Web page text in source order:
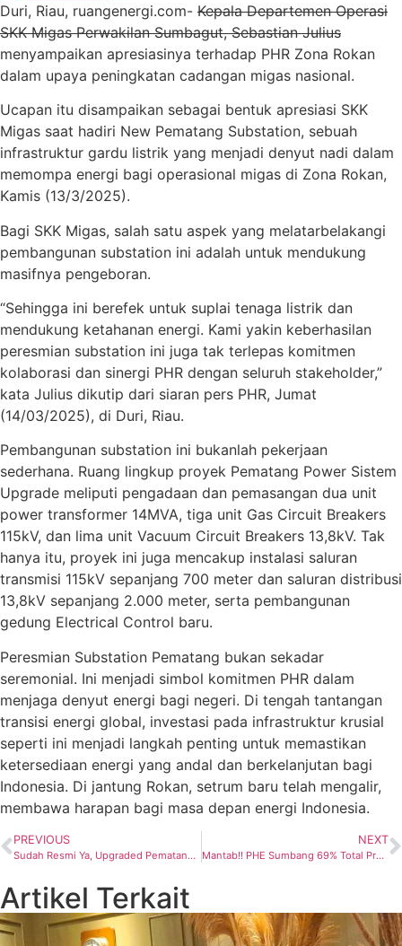
Duri, Riau, ruangenergi.com- Kepala Departemen Operasi
SKK Migas Perwakilan Sumbagut, Sebastian Julius
menyampaikan apresiasinya terhadap PHR Zona Rokan
dalam upaya peningkatan cadangan migas nasional.
Ucapan itu disampaikan sebagai bentuk apresiasi SKK
Migas saat hadiri New Pematang Substation, sebuah
infrastruktur gardu listrik yang menjadi denyut nadi dalam
memompa energi bagi operasional migas di Zona Rokan,
Kamis (13/3/2025).
Bagi SKK Migas, salah satu aspek yang melatarbelakangi
pembangunan substation ini adalah untuk mendukung
masifnya pengeboran.
“Sehingga ini berefek untuk suplai tenaga listrik dan
mendukung ketahanan energi. Kami yakin keberhasilan
peresmian substation ini juga tak terlepas komitmen
kolaborasi dan sinergi PHR dengan seluruh stakeholder,”
kata Julius dikutip dari siaran pers PHR, Jumat
(14/03/2025), di Duri, Riau.
Pembangunan substation ini bukanlah pekerjaan
sederhana. Ruang lingkup proyek Pematang Power Sistem
Upgrade meliputi pengadaan dan pemasangan dua unit
power transformer 14MVA, tiga unit Gas Circuit Breakers
115kV, dan lima unit Vacuum Circuit Breakers 13,8kV. Tak
hanya itu, proyek ini juga mencakup instalasi saluran
transmisi 115kV sepanjang 700 meter dan saluran distribusi
13,8kV sepanjang 2.000 meter, serta pembangunan
gedung Electrical Control baru.
Peresmian Substation Pematang bukan sekadar
seremonial. Ini menjadi simbol komitmen PHR dalam
menjaga denyut energi bagi negeri. Di tengah tantangan
transisi energi global, investasi pada infrastruktur krusial
seperti ini menjadi langkah penting untuk memastikan
ketersediaan energi yang andal dan berkelanjutan bagi
Indonesia. Di jantung Rokan, setrum baru telah mengalir,
membawa harapan bagi masa depan energi Indonesia.
PREVIOUS
Sudah Resmi Ya, Upgraded Pematang Substation PHR Siap Pacu Produksi untuk Ketahanan Energi
NEXT
Mantab!! PHE Sumbang 69% Total Produksi Minyak Nasional
Artikel Terkait